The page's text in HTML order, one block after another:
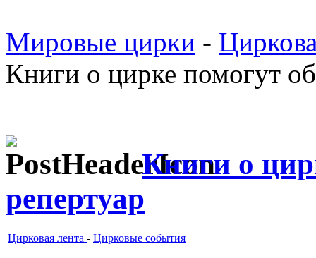
Мировые цирки -
Книги о цирке помогут
Книги о
репертуар
Цирковая лента - Цирковые события